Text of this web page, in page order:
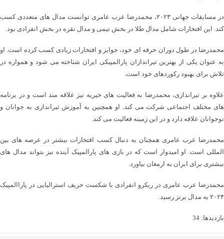
در مسابقات جهانی ۲۰۲۳، محمدرضا عرب عامری توانست مدال های متعددی کسب
کند. این افتخارات شامل مدال طلا در بخش تیمی و مدال نقره در بخش انفرادی بود.
محمدرضا در طول دوران حرفه ای خود، جوایز و افتخارات زیادی کسب کرده است. او
به عنوان یکی از بهترین تیراندازان پارالمپیکی ایران شناخته می شود و همواره در
تلاش برای بهبود رکوردهای خود است.
علاوه بر تیراندازی، محمدرضا به فعالیت های خیریه نیز علاقه مند است و در برنامه
های مختلف اجتماعی شرکت می کند. او همچنین به آموزش تیراندازی به جوانان و
نوجوانان علاقه دارد و در این زمینه فعالیت می کند.
محمدرضا عرب عامری همچنان به دنبال کسب افتخارات بیشتر در عرصه های بین
المللی است. او امیدوار است که در بازی های پارالمپیک آینده نیز بتواند مدال های
بیشتری برای ایران به ارمغان بیاورد.
محمدرضا عرب عامری در ریکرو انفرادی با شکست حریف استرالیایی در پاراالمپیک
۲٠۲۴ به مدال برنز رسید.
بازدیدها: 34